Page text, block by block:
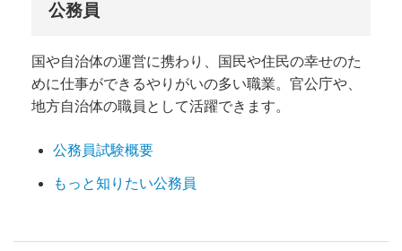
公務員
国や自治体の運営に携わり、国民や住民の幸せのた
めに仕事ができるやりがいの多い職業。官公庁や、
地方自治体の職員として活躍できます。
公務員試験概要
もっと知りたい公務員